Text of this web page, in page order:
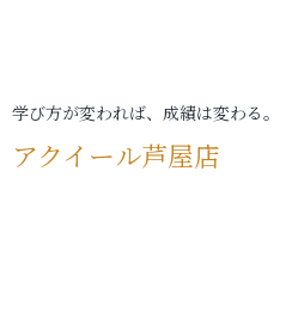
学び方が変われば、成績は変わる。
アクイール芦屋店